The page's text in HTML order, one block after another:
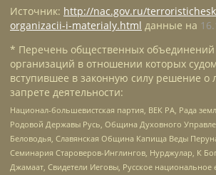
Источник: http://nac.gov.ru/
organizacii-i-materialy.html данные на
* Перечень общественных
организаций в отношении которых
вступившее в законную силу решение о
запрете деятельности:
Национал-большевистская партия, ВЕК РА, Рада
Родовой Державы Русь, Община Духовного
Беловодья, Славянская Община Капища Веды
Семинария Староверов-Инглингов, Нурджулар, К
Джамаат, Свидетели Иеговы, Русское национальное